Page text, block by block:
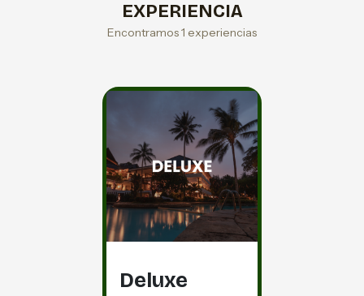
EXPERIENCIA
Encontramos 1 experiencias
Deluxe